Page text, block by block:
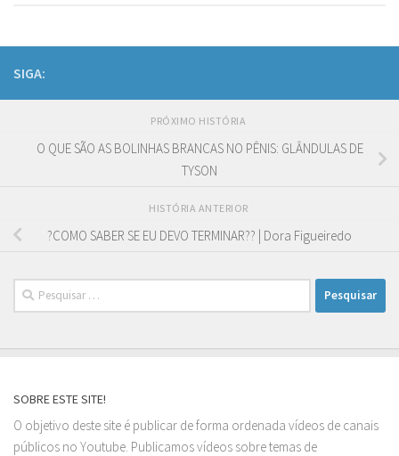
SIGA:
PRÓXIMO HISTÓRIA
O QUE SÃO AS BOLINHAS BRANCAS NO PÊNIS: GLÂNDULAS DE
TYSON
HISTÓRIA ANTERIOR
?COMO SABER SE EU DEVO TERMINAR?? | Dora Figueiredo
Pesquisar
por:
SOBRE ESTE SITE!
O objetivo deste site é publicar de forma ordenada vídeos de canais
públicos no Youtube. Publicamos vídeos sobre temas de